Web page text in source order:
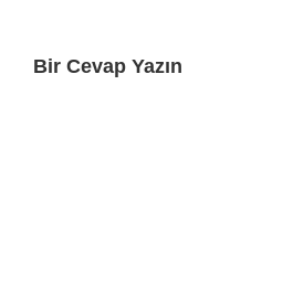
Bir Cevap Yazın